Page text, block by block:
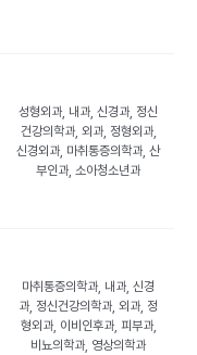
성형외과, 내과, 신경과, 정신
건강의학과, 외과, 정형외과,
신경외과, 마취통증의학과, 산
부인과, 소아청소년과
마취통증의학과, 내과, 신경
과, 정신건강의학과, 외과, 정
형외과, 이비인후과, 피부과,
비뇨의학과, 영상의학과